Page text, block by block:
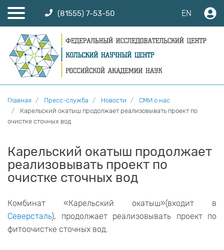
(81555) 7-53-50 EN
Главная Пресс-служба Новости
СМИ о нас
Карельский окатыш продолжает реализовывать проект по
очистке сточных вод
Карельский окатыш продолжает
реализовывать проект по
очистке сточных вод
Комбинат «Карельский окатыш»(входит в
Северсталь), продолжает реализовывать проект по
фитоочистке сточных вод.